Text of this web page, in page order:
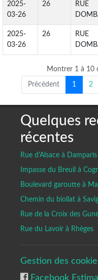
2025-
03-26
26
RUE
2025-
03-26
26
RUE
Montrer 1 à 10
Précédent 1 2
Quelques
récentes
Rue d'Alsace à Damparis
Impasse du Breuil à
Boulevard garoutte à
Chemin du biollat à
Rue de la Croix des
Rue du Lavoir à Rhèges
Gestion des
Facebook